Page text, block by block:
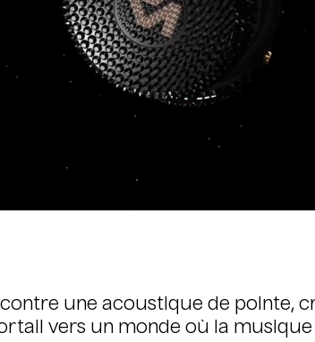
une acoustique de pointe,
vers un monde où la